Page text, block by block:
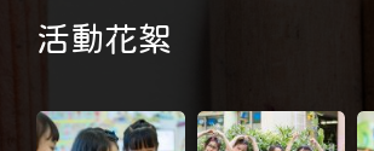
活動花絮